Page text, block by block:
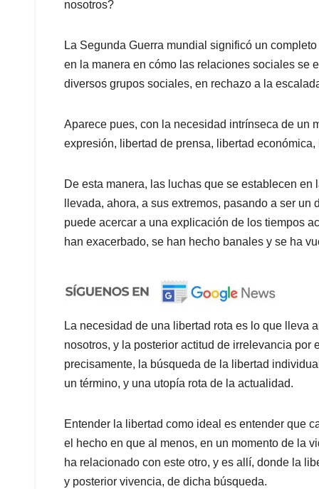
nosotros?
La Segunda Guerra mundial significó un
en la manera en cómo las relaciones sociales se
diversos grupos sociales, en rechazo a la
Aparece pues, con la necesidad intrínseca de un
expresión, libertad de prensa, libertad
De esta manera, las luchas que se establecen
llevada, ahora, a sus extremos, pasando a ser
puede acercar a una explicación de los tiempos
han exacerbado, se han hecho banales y se ha
La necesidad de una libertad rota es lo que lleva
nosotros, y la posterior actitud de irrelevancia por
precisamente, la búsqueda de la libertad
un término, y una utopía rota de la actualidad.
Entender la libertad como ideal es entender que
el hecho en que al menos, en un momento de la
ha relacionado con este otro, y es allí, donde la
y posterior vivencia, de dicha búsqueda.